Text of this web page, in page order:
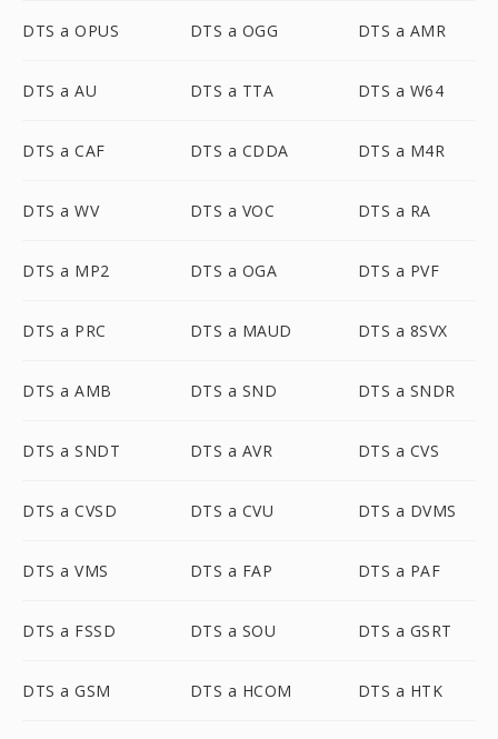
DTS a OPUS DTS a OGG DTS a AMR
DTS a AU DTS a TTA DTS a W64
DTS a CAF DTS a CDDA DTS a M4R
DTS a WV DTS a VOC DTS a RA
DTS a MP2 DTS a OGA DTS a PVF
DTS a PRC DTS a MAUD DTS a 8SVX
DTS a AMB DTS a SND DTS a SNDR
DTS a SNDT DTS a AVR DTS a CVS
DTS a CVSD DTS a CVU DTS a DVMS
DTS a VMS DTS a FAP DTS a PAF
DTS a FSSD DTS a SOU DTS a GSRT
DTS a GSM DTS a HCOM DTS a HTK